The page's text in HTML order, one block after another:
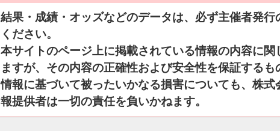
結果・成績・オッズなどのデータは、必ず主催者発行
ください。
本サイトのページ上に掲載されている情報の内容に関
ますが、その内容の正確性および安全性を保証する
情報に基づいて被ったいかなる損害についても、株
報提供者は一切の責任を負いかねます。